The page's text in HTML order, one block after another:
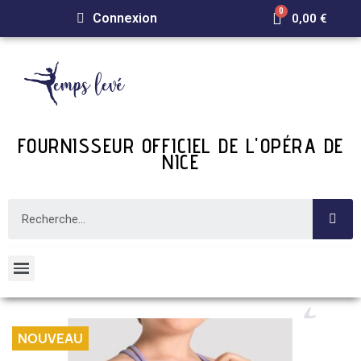
Connexion 0,00 €
FOURNISSEUR OFFICIEL DE L'OPÉRA DE
NICE
NOUVEAU